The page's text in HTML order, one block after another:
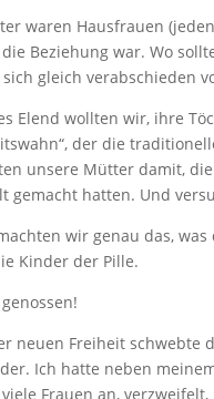
waren Hausfrauen
Beziehung war. Wo
gleich verabschieden
Elend wollten wir, ihre
der die
unsere Mütter damit,
gemacht hatten. Und
wir genau das,
Kinder der Pille.
neuen Freiheit schwebte
Ich hatte neben
Frauen an,